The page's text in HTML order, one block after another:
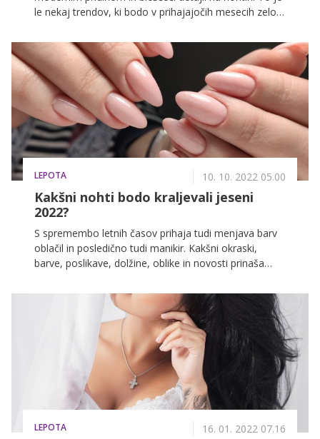
le nekaj trendov, ki bodo v prihajajočih mesecih zelo
LEPOTA 10. 10. 2022 05.00
Kakšni nohti bodo kraljevali jeseni
2022?
S spremembo letnih časov prihaja tudi menjava barv
oblačil in posledično tudi manikir. Kakšni okraski,
barve, poslikave, dolžine, oblike in novosti prinaša
Cvelbar.
LEPOTA 16. 01. 2022 07.16